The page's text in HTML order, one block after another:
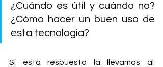
¿Cuándo es útil y cuándo no?
¿Cómo hacer un buen uso de
esta tecnología?
Si esta respuesta la llevamos al